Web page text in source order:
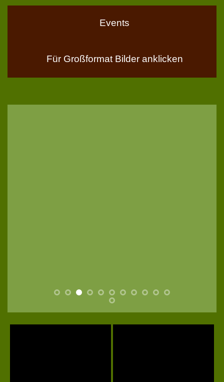
Events
Für Großformat Bilder anklicken